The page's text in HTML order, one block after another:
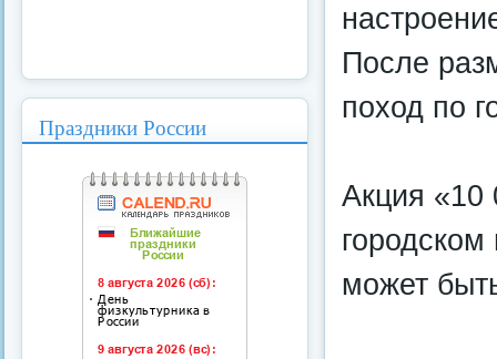
После
поход по
Акция «10
городском
может
Праздники России